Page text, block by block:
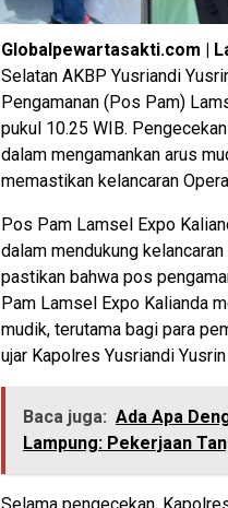
Globalpewartasakti.com |
Selatan AKBP Yusriandi
Pengamanan (Pos Pam)
pukul 10.25 WIB.
dalam mengamankan arus
memastikan kelancaran
Pos Pam Lamsel Expo
dalam mendukung
pastikan bahwa pos
Pam Lamsel Expo Kalianda
mudik, terutama bagi para
ujar Kapolres Yusriandi
Baca juga: Ada Apa
Lampung: Pekerjaan
Selama pengecekan,